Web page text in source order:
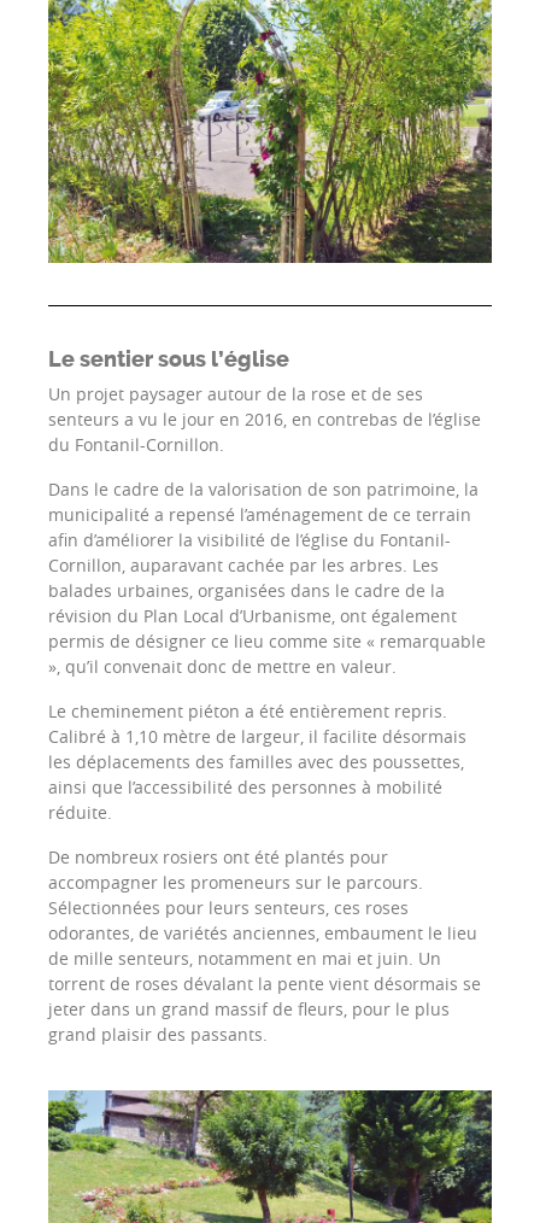
Le sentier sous l’église
Un projet paysager autour de la rose et de ses
senteurs a vu le jour en 2016, en contrebas de l’église
du Fontanil-Cornillon.
Dans le cadre de la valorisation de son patrimoine, la
municipalité a repensé l’aménagement de ce terrain
afin d’améliorer la visibilité de l’église du Fontanil-
Cornillon, auparavant cachée par les arbres. Les
balades urbaines, organisées dans le cadre de la
révision du Plan Local d’Urbanisme, ont également
permis de désigner ce lieu comme site « remarquable
», qu’il convenait donc de mettre en valeur.
Le cheminement piéton a été entièrement repris.
Calibré à 1,10 mètre de largeur, il facilite désormais
les déplacements des familles avec des poussettes,
ainsi que l’accessibilité des personnes à mobilité
réduite.
De nombreux rosiers ont été plantés pour
accompagner les promeneurs sur le parcours.
Sélectionnées pour leurs senteurs, ces roses
odorantes, de variétés anciennes, embaument le lieu
de mille senteurs, notamment en mai et juin. Un
torrent de roses dévalant la pente vient désormais se
jeter dans un grand massif de fleurs, pour le plus
grand plaisir des passants.